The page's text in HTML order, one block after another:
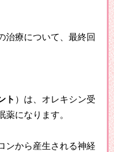
治療について、最終回
ト ）は、オレキシン受
になります。
ンから産生される神経